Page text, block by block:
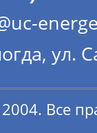
ул.
Все